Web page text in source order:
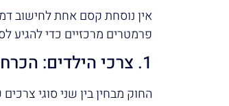
אין נוסחת קסם אחת לחישוב
פרמטרים מרכזיים כדי להגיע
1. צרכי הילדים: הכרחי מול מדין צדקה
החוק מבחין בין שני סוגי